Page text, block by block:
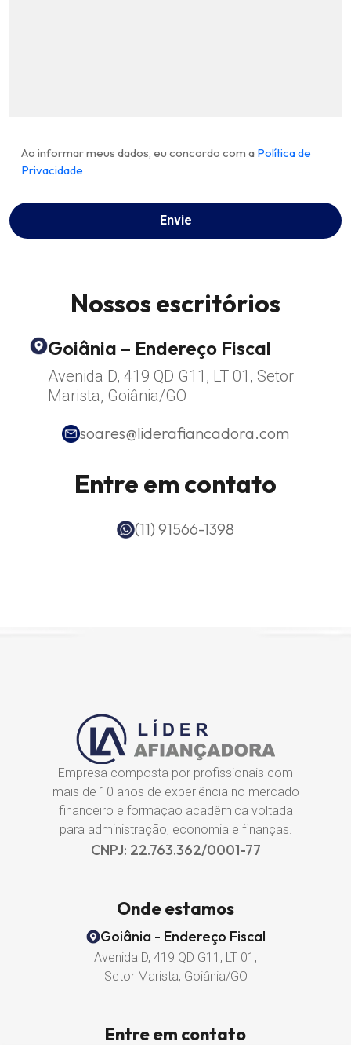
Nossos escritórios
Goiânia – Endereço Fiscal
Avenida D, 419 QD G11, LT 01, Setor
Marista, Goiânia/GO
soares@liderafiancadora.com
Entre em contato
(11) 91566-1398
Ao informar meus dados, eu concordo com a Política de
Privacidade
Empresa composta por profissionais com
mais de 10 anos de experiência no mercado
financeiro e formação acadêmica voltada
para administração, economia e finanças.
CNPJ: 22.763.362/0001-77
Onde estamos
Goiânia - Endereço Fiscal
Avenida D, 419 QD G11, LT 01,
Setor Marista, Goiânia/GO
Entre em contato